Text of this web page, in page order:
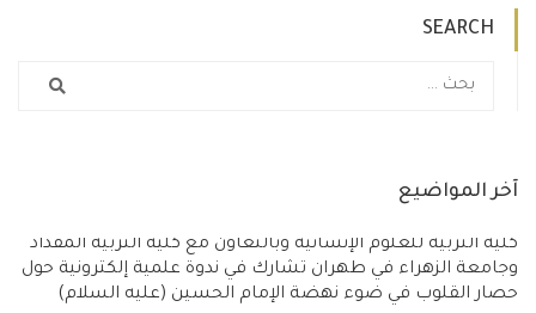
SEARCH
آخر المواضيع
كلية التربية للعلوم الإنسانية وبالتعاون مع كلية التربية المقداد
وجامعة الزهراء في طهران تشارك في ندوة علمية إلكترونية حول
حصار القلوب في ضوء نهضة الإمام الحسين (عليه السلام)